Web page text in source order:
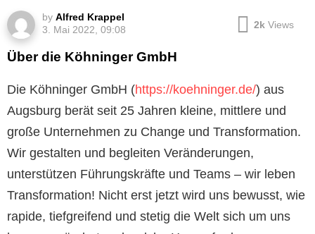
by Alfred Krappel
3. Mai 2022, 09:08
2k Views
Über die Köhninger GmbH
Die Köhninger GmbH (https://koehninger.de/) aus
Augsburg berät seit 25 Jahren kleine, mittlere und
große Unternehmen zu Change und Transformation.
Wir gestalten und begleiten Veränderungen,
unterstützen Führungskräfte und Teams – wir leben
Transformation! Nicht erst jetzt wird uns bewusst, wie
rapide, tiefgreifend und stetig die Welt sich um uns